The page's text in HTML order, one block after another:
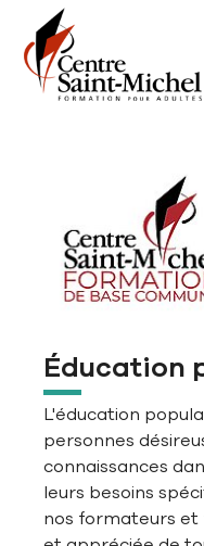
Aller à la navigation
Aller au contenu principal
Passer au pied de page
Éducation
L'éducation
personnes
connaissances
leurs besoins
nos formateurs